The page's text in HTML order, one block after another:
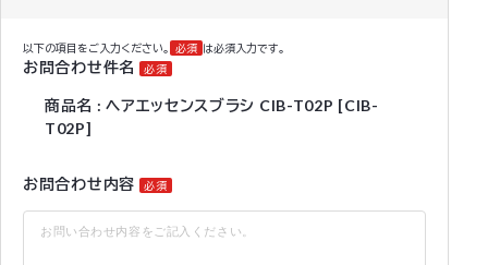
以下の項目をご入力ください。 必須 は必須入力です。
お問合わせ件名 必須
商品名 : ヘアエッセンスブラシ CIB-T02P [CIB-
T02P]
お問合わせ内容 必須